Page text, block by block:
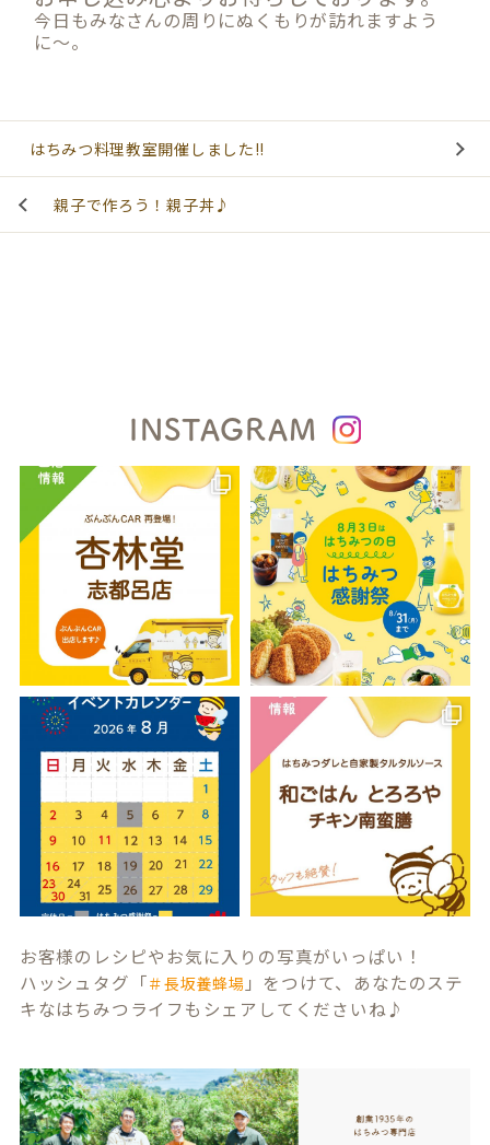
今日もみなさんの周りにぬくもりが訪れますよう
に～。
はちみつ料理教室開催しました!!
親子で作ろう！親子丼♪
INSTAGRAM
お客様のレシピやお気に入りの写真がいっぱい！
ハッシュタグ「＃長坂養蜂場 」をつけて、あなたのステ
キなはちみつライフもシェアしてくださいね♪